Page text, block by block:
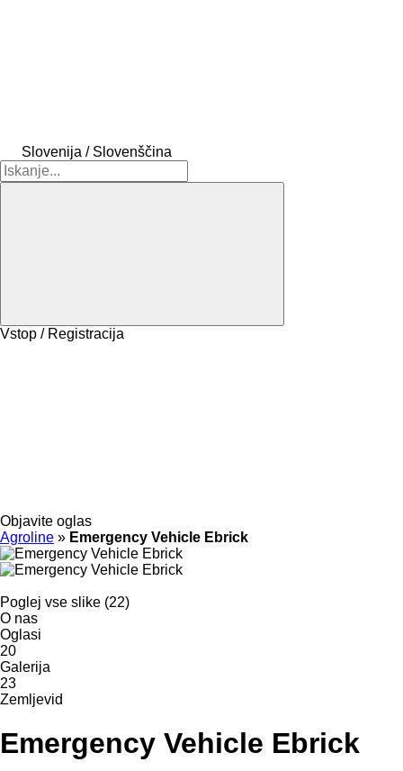
Slovenija / Slovenščina
Vstop / Registracija
Objavite oglas
Agroline » Emergency Vehicle Ebrick
Poglej vse slike (22)
O nas
Oglasi
20
Galerija
23
Zemljevid
Emergency Vehicle Ebrick